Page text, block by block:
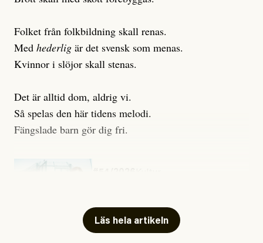
Folket från folkbildning skall renas.
Med hederlig är det svensk som menas.
Kvinnor i slöjor skall stenas.
Det är alltid dom, aldrig vi.
Så spelas den här tidens melodi.
Fängslade barn gör dig fri.
Läs hela artikeln